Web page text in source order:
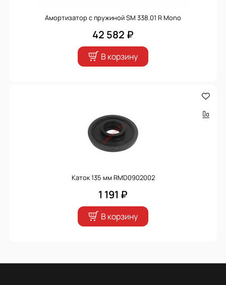
Амортизатор с пружиной SM 338.01 R Mono
42 582 ₽
В корзину
Каток 135 мм RMD0902002
1 191 ₽
В корзину